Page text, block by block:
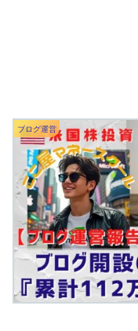
ブログ運営